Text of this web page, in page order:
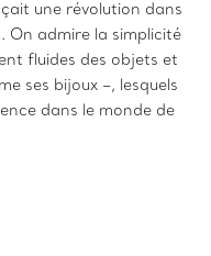
une révolution dans
On admire la simplicité
fluides des objets et
ses bijoux –, lesquels
dans le monde de